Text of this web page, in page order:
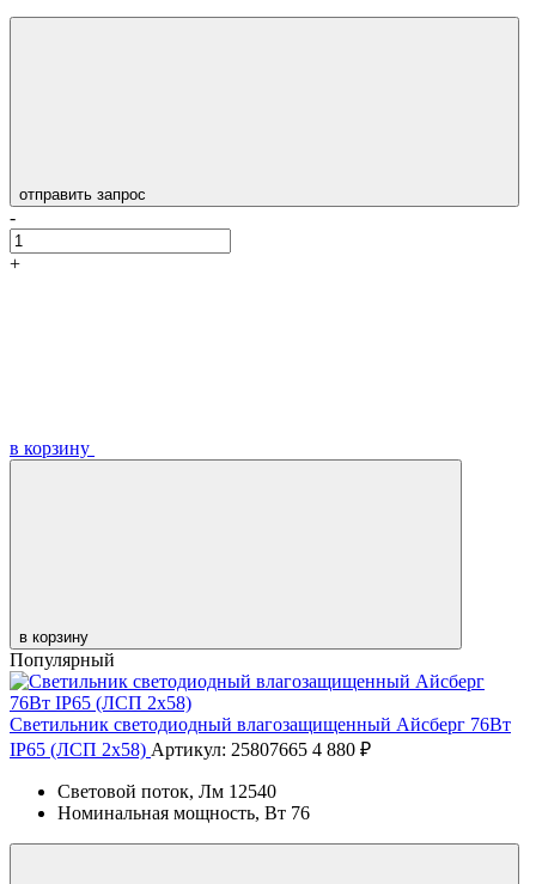
отправить запрос
-
+
в корзину
в корзину
Популярный
Светильник светодиодный влагозащищенный Айсберг 76Вт
IP65 (ЛСП 2х58) Артикул: 25807665 4 880 ₽
Световой поток, Лм 12540
Номинальная мощность, Вт 76